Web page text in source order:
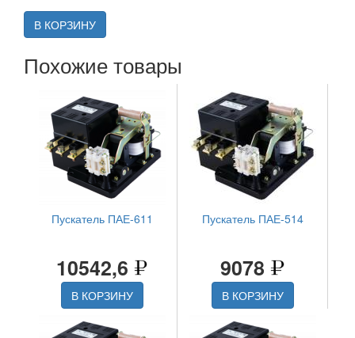
В КОРЗИНУ
Похожие товары
Пускатель ПАЕ-611
10542,6
В КОРЗИНУ
Пускатель ПАЕ-514
9078
В КОРЗИНУ